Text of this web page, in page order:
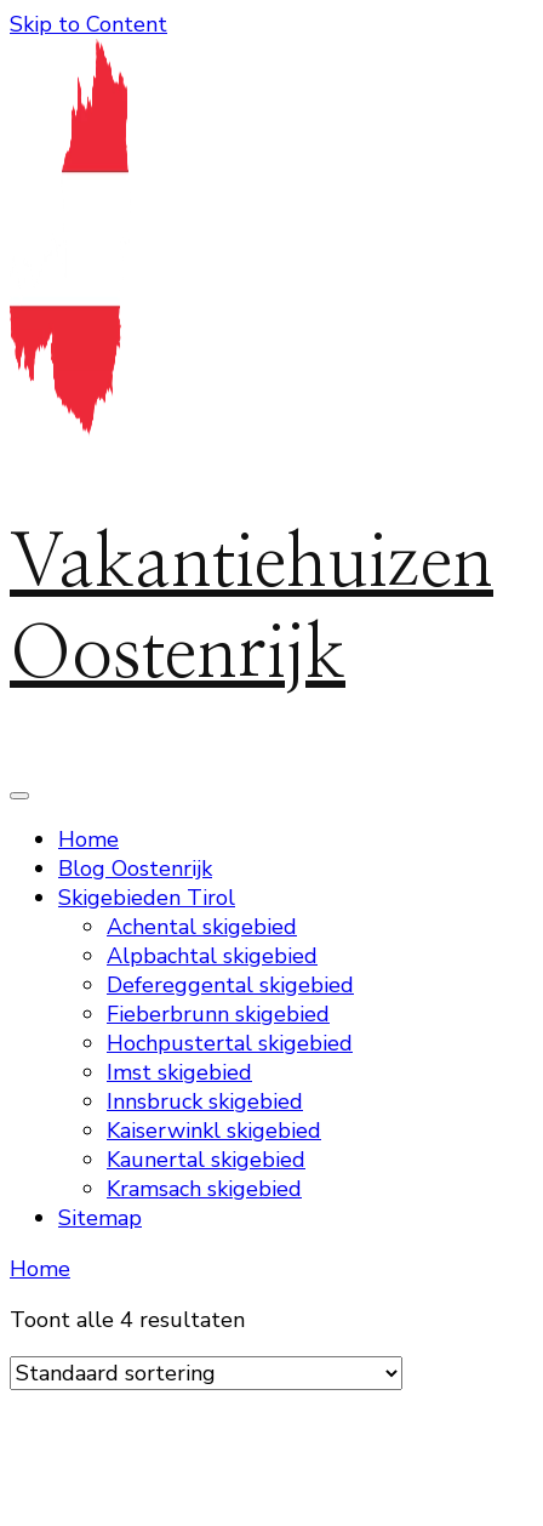
Skip to Content
Vakantiehuizen
Oostenrijk
Home
Blog Oostenrijk
Skigebieden Tirol
Achental skigebied
Alpbachtal skigebied
Defereggental skigebied
Fieberbrunn skigebied
Hochpustertal skigebied
Imst skigebied
Innsbruck skigebied
Kaiserwinkl skigebied
Kaunertal skigebied
Kramsach skigebied
Sitemap
Home
Toont alle 4 resultaten